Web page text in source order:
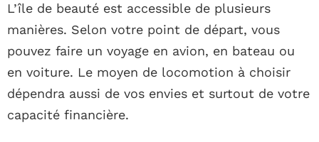
L’île de beauté est accessible de plusieurs
manières. Selon votre point de départ, vous
pouvez faire un voyage en avion, en bateau ou
en voiture. Le moyen de locomotion à choisir
dépendra aussi de vos envies et surtout de votre
capacité financière.